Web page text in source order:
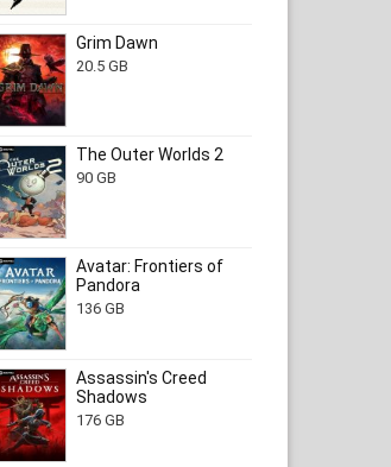
Grim Dawn
20.5 GB
The Outer Worlds 2
90 GB
Avatar: Frontiers of
Pandora
136 GB
Assassin's Creed
Shadows
176 GB